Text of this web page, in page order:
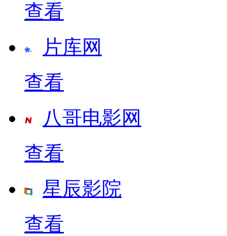
查看
片库网
查看
八哥电影网
查看
星辰影院
查看